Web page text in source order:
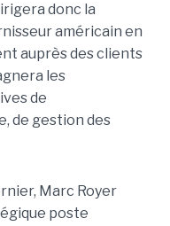
donc la
américain en
auprès des clients
les
de
de gestion des
Marc Royer
poste